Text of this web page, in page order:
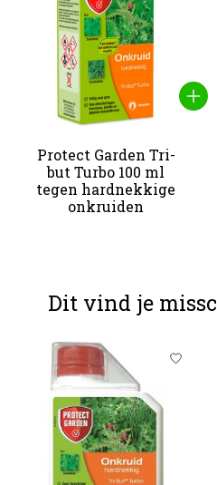
Protect Garden Tri-
but Turbo 100 ml
tegen hardnekkige
onkruiden
Dit vind je
Items van productcarrousel